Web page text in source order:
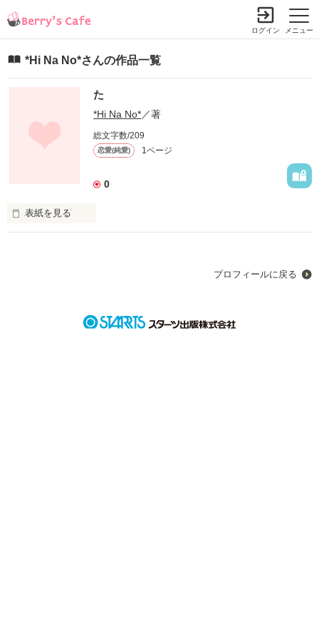
メニュー
ログイン
*Hi Na No*さんの作品一覧
た
*Hi Na No*／著
総文字数/209
恋愛(純愛) 1ページ
0
表紙を見る
プロフィールに戻る